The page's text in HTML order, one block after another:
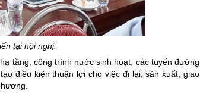
tại hội nghị.
tầng, công trình nước sinh hoạt, các tuyến đường
điều kiện thuận lợi cho việc đi lại, sản xuất, giao